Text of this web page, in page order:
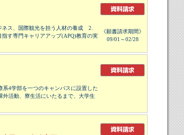
ネス、国際観光を担う人材の養成 2.
す専門キャリアアップ(APQ)教育の実
《願書請求期間》
09/01～02/28
4学部を一つのキャンパスに設置した
活動、寮生活にいたるまで、大学生